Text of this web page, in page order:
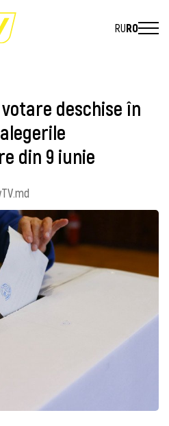
RURO
deschise în
din 9 iunie